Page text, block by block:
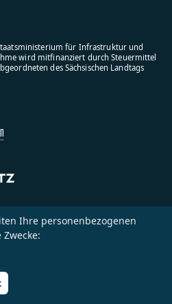
für Infrastruktur und
wird mitfinanziert durch Steuermittel
des Sächsischen Landtags
Ihre personenbezogenen